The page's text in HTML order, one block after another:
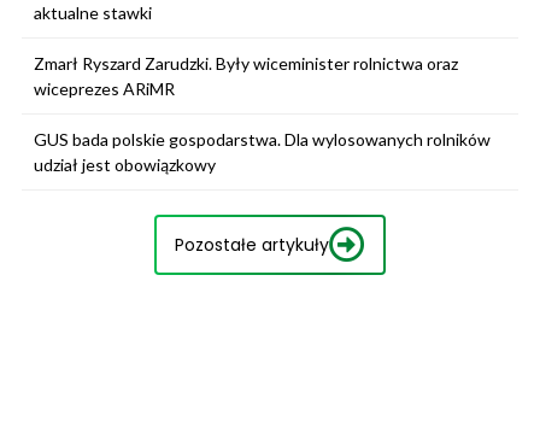
aktualne stawki
Zmarł Ryszard Zarudzki. Były wiceminister rolnictwa oraz
wiceprezes ARiMR
GUS bada polskie gospodarstwa. Dla wylosowanych rolników
udział jest obowiązkowy
Pozostałe artykuły